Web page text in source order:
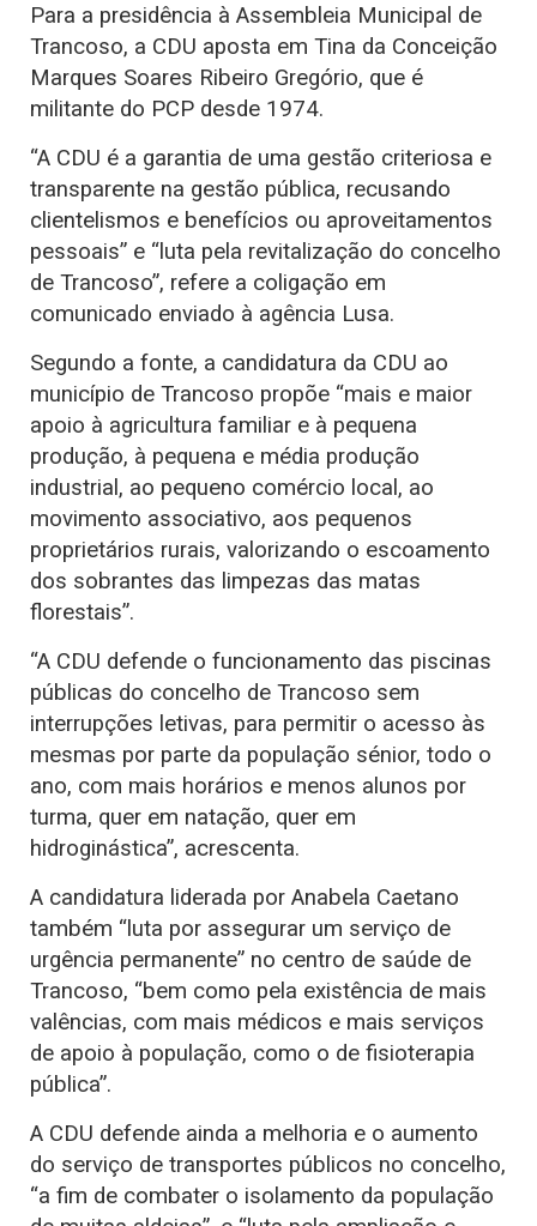
Para a presidência à Assembleia Municipal de
Trancoso, a CDU aposta em Tina da Conceição
Marques Soares Ribeiro Gregório, que é
militante do PCP desde 1974.
“A CDU é a garantia de uma gestão criteriosa e
transparente na gestão pública, recusando
clientelismos e benefícios ou aproveitamentos
pessoais” e “luta pela revitalização do concelho
de Trancoso”, refere a coligação em
comunicado enviado à agência Lusa.
Segundo a fonte, a candidatura da CDU ao
município de Trancoso propõe “mais e maior
apoio à agricultura familiar e à pequena
produção, à pequena e média produção
industrial, ao pequeno comércio local, ao
movimento associativo, aos pequenos
proprietários rurais, valorizando o escoamento
dos sobrantes das limpezas das matas
florestais”.
“A CDU defende o funcionamento das piscinas
públicas do concelho de Trancoso sem
interrupções letivas, para permitir o acesso às
mesmas por parte da população sénior, todo o
ano, com mais horários e menos alunos por
turma, quer em natação, quer em
hidroginástica”, acrescenta.
A candidatura liderada por Anabela Caetano
também “luta por assegurar um serviço de
urgência permanente” no centro de saúde de
Trancoso, “bem como pela existência de mais
valências, com mais médicos e mais serviços
de apoio à população, como o de fisioterapia
pública”.
A CDU defende ainda a melhoria e o aumento
do serviço de transportes públicos no concelho,
“a fim de combater o isolamento da população